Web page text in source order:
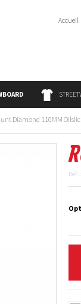
Accueil
Diamond 110MM
Réf. :